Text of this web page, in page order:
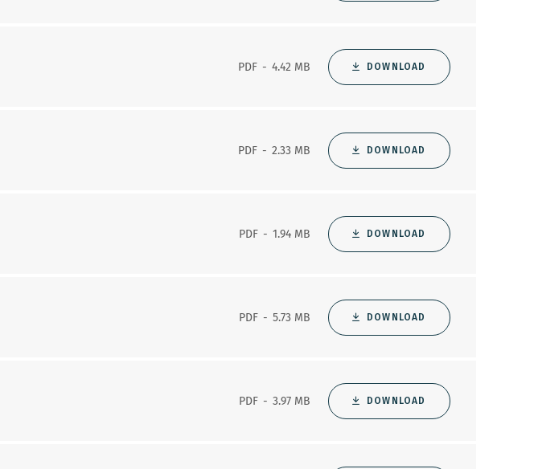
PDF 4.42 MB DOWNLOAD
PDF 2.33 MB DOWNLOAD
PDF 1.94 MB DOWNLOAD
PDF 5.73 MB DOWNLOAD
PDF 3.97 MB DOWNLOAD